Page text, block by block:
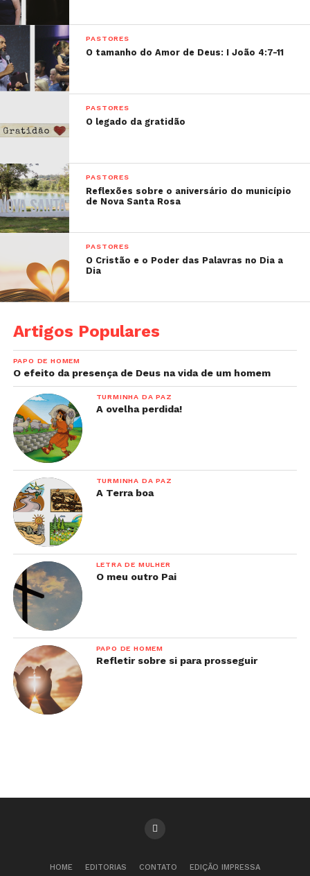
PASTORES
O tamanho do Amor de Deus: I João 4:7-11
PASTORES
O legado da gratidão
PASTORES
Reflexões sobre o aniversário do município
de Nova Santa Rosa
PASTORES
O Cristão e o Poder das Palavras no Dia a
Dia
Artigos Populares
PAPO DE HOMEM
O efeito da presença de Deus na vida de um homem
TURMINHA DA PAZ
A ovelha perdida!
TURMINHA DA PAZ
A Terra boa
LETRA DE MULHER
O meu outro Pai
PAPO DE HOMEM
Refletir sobre si para prosseguir
HOME EDITORIAS CONTATO EDIÇÃO IMPRESSA